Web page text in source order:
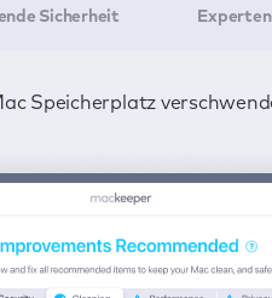
Sicherheit
Speicherplatz
geschützt – damit Ihre
einsetzen: ein Klick